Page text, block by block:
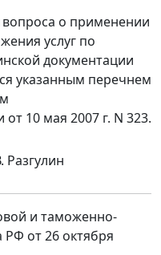
о применении
услуг по
документации
указанным перечнем
10 мая 2007 г. N 323.
Разгулин
и таможенно-
от 26 октября